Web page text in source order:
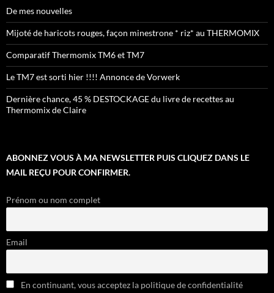
De mes nouvelles
Mijoté de haricots rouges, façon minestrone * riz* au THERMOMIX
Comparatif Thermomix TM6 et TM7
Le TM7 est sorti hier !!!! Annonce de Vorwerk
Dernière chance, 45 % DESTOCKAGE du livre de recettes au
Thermomix de Claire
ABONNEZ VOUS À MA NEWSLETTER PUIS CLIQUEZ DANS LE
MAIL REÇU POUR CONFIRMER.
Prénom ou nom complet
Email
En continuant, vous acceptez la politique de confidentialité